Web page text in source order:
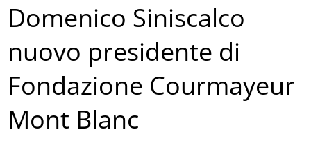
Domenico Siniscalco
nuovo presidente di
Fondazione Courmayeur
Mont Blanc